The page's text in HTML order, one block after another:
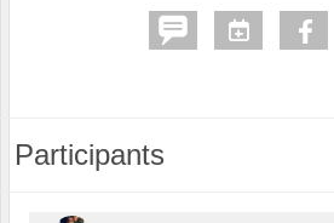
Participants